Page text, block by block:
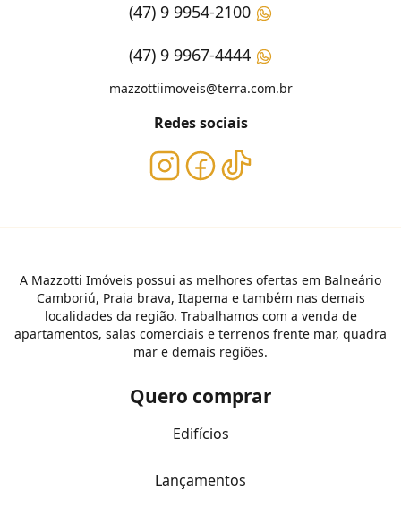
(47) 9 9954-2100
(47) 9 9967-4444
mazzottiimoveis@terra.com.br
Redes sociais
A Mazzotti Imóveis possui as melhores ofertas em Balneário
Camboriú, Praia brava, Itapema e também nas demais
localidades da região. Trabalhamos com a venda de
apartamentos, salas comerciais e terrenos frente mar, quadra
mar e demais regiões.
Quero comprar
Edifícios
Lançamentos